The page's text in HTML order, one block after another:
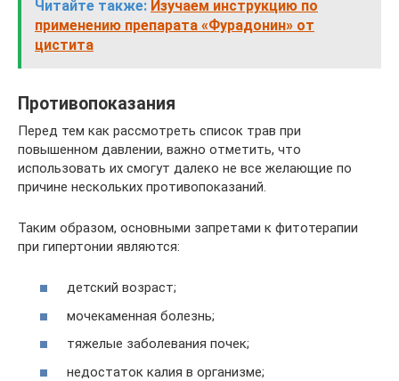
Читайте также: Изучаем инструкцию по
применению препарата «Фурадонин» от
цистита
Противопоказания
Перед тем как рассмотреть список трав при
повышенном давлении, важно отметить, что
использовать их смогут далеко не все желающие по
причине нескольких противопоказаний.
Таким образом, основными запретами к фитотерапии
при гипертонии являются:
детский возраст;
мочекаменная болезнь;
тяжелые заболевания почек;
недостаток калия в организме;